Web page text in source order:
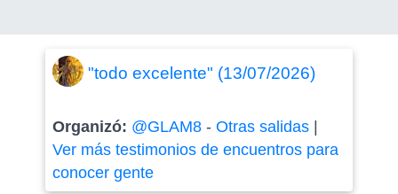
"todo excelente" (13/07/2026)
Organizó: @GLAM8- Otras salidas|
Ver más testimonios de encuentros para
conocer gente